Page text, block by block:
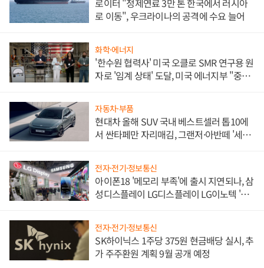
로이터 "정제연료 3만 톤 한국에서 러시아
로 이동", 우크라이나의 공격에 수요 늘어
화학·에너지
'한수원 협력사' 미국 오클로 SMR 연구용 원
자로 '임계 상태' 도달, 미국 에너지부 "중요
자동차·부품
현대차 올해 SUV 국내 베스트셀러 톱10에
서 싼타페만 자리매김, 그랜저·아반떼 '세단
전자·전기·정보통신
아이폰18 '메모리 부족'에 출시 지연되나, 삼
성디스플레이 LG디스플레이 LG이노텍 '탈
전자·전기·정보통신
SK하이닉스 1주당 375원 현금배당 실시, 추
가 주주환원 계획 9월 공개 예정